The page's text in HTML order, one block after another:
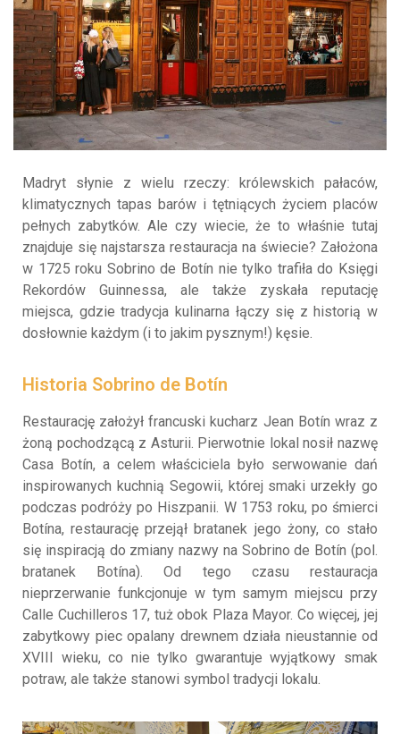
Madryt słynie z wielu rzeczy: królewskich pałaców,
klimatycznych tapas barów i tętniących życiem placów
pełnych zabytków. Ale czy wiecie, że to właśnie tutaj
znajduje się najstarsza restauracja na świecie? Założona
w 1725 roku Sobrino de Botín nie tylko trafiła do Księgi
Rekordów Guinnessa, ale także zyskała reputację
miejsca, gdzie tradycja kulinarna łączy się z historią w
dosłownie każdym (i to jakim pysznym!) kęsie.
Historia Sobrino de Botín
Restaurację założył francuski kucharz Jean Botín wraz z
żoną pochodzącą z Asturii. Pierwotnie lokal nosił nazwę
Casa Botín, a celem właściciela było serwowanie dań
inspirowanych kuchnią Segowii, której smaki urzekły go
podczas podróży po Hiszpanii. W 1753 roku, po śmierci
Botína, restaurację przejął bratanek jego żony, co stało
się inspiracją do zmiany nazwy na Sobrino de Botín (pol.
bratanek Botína). Od tego czasu restauracja
nieprzerwanie funkcjonuje w tym samym miejscu przy
Calle Cuchilleros 17, tuż obok Plaza Mayor. Co więcej, jej
zabytkowy piec opalany drewnem działa nieustannie od
XVIII wieku, co nie tylko gwarantuje wyjątkowy smak
potraw, ale także stanowi symbol tradycji lokalu.